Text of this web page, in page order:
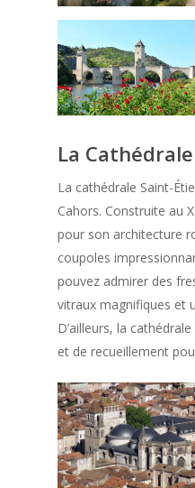
La
La cathédrale Saint-
Cahors. Construite au
pour son architecture
coupoles
pouvez admirer des
vitraux magnifiques et
D’ailleurs, la
et de recueillement